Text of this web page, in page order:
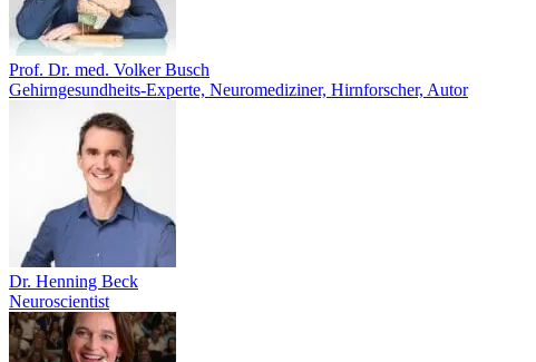
Prof. Dr. med. Volker Busch
Gehirngesundheits-Experte, Neuromediziner, Hirnforscher, Autor
Dr. Henning Beck
Neuroscientist